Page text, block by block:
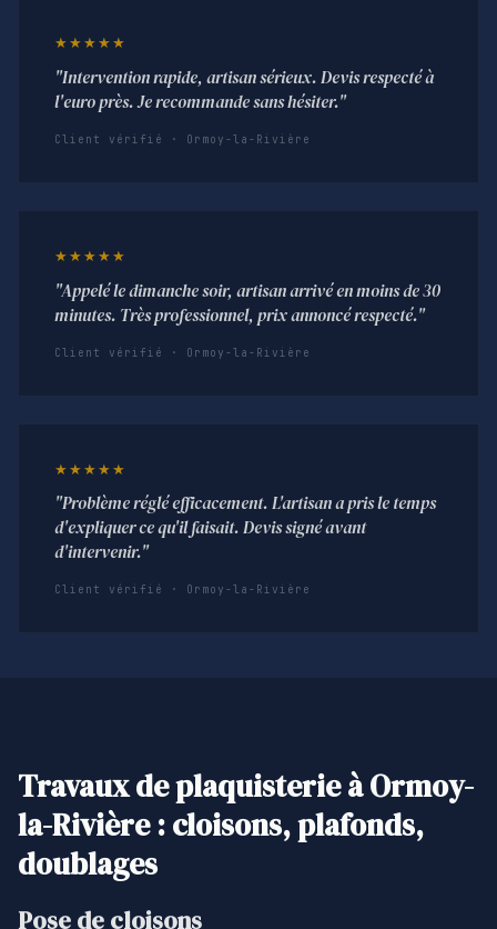
★★★★★
"Intervention rapide, artisan sérieux. Devis respecté à
l'euro près. Je recommande sans hésiter."
Client vérifié · Ormoy-la-Rivière
★★★★★
"Appelé le dimanche soir, artisan arrivé en moins de 30
minutes. Très professionnel, prix annoncé respecté."
Client vérifié · Ormoy-la-Rivière
★★★★★
"Problème réglé efficacement. L'artisan a pris le temps
d'expliquer ce qu'il faisait. Devis signé avant
d'intervenir."
Client vérifié · Ormoy-la-Rivière
Travaux de plaquisterie à Ormoy-
la-Rivière : cloisons, plafonds,
doublages
Pose de cloisons